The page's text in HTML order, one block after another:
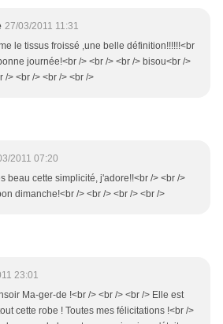
27/03/2011 11:31
le tissus froissé ,une belle définition!!!!!!<br
journée!<br /> <br /> <br /> bisou<br />
/> <br /> <br /> <br />
2011 07:20
beau cette simplicité, j'adore!!<br /> <br />
dimanche!<br /> <br /> <br /> <br />
23:01
Ma-ger-de !<br /> <br /> <br /> Elle est
cette robe ! Toutes mes félicitations !<br />